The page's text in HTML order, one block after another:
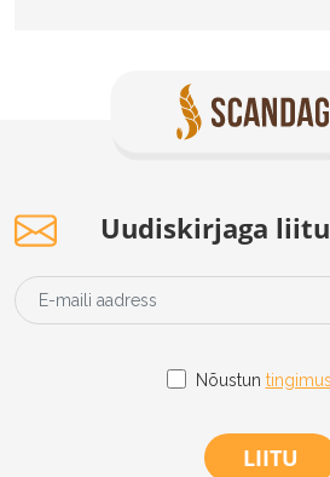
Uudiskirjaga
Nõustun
LIITU